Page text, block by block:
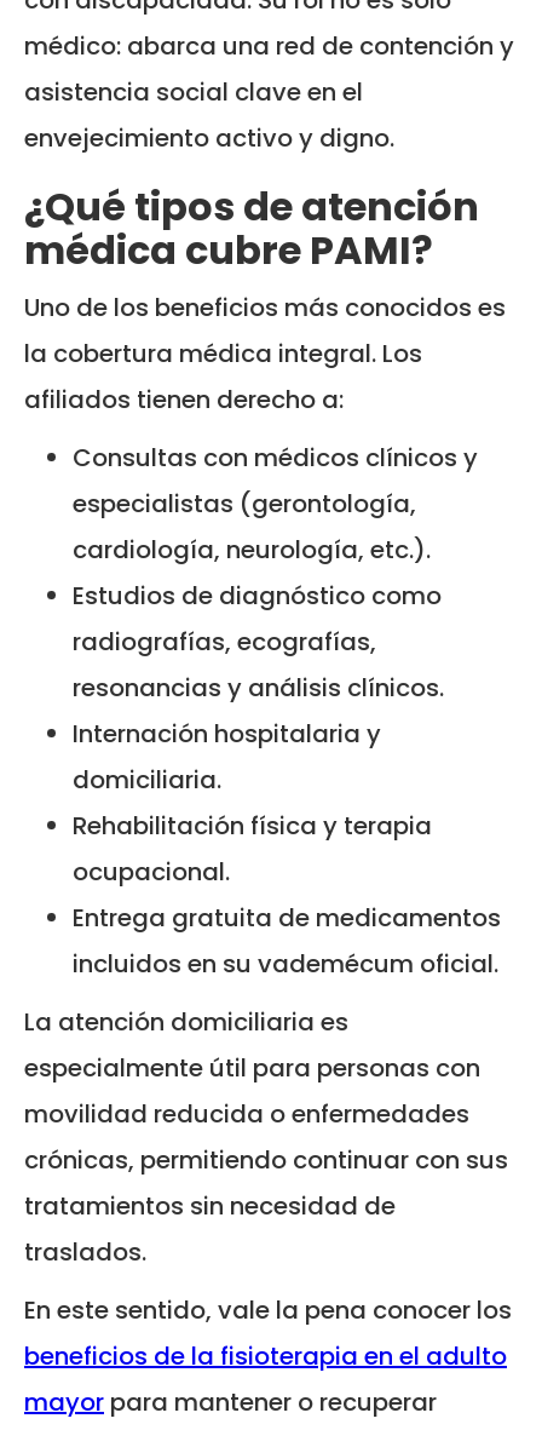
médico: abarca una red de contención y
asistencia social clave en el
envejecimiento activo y digno.
¿Qué tipos de atención
médica cubre PAMI?
Uno de los beneficios más conocidos es
la cobertura médica integral. Los
afiliados tienen derecho a:
Consultas con médicos clínicos y
especialistas (gerontología,
cardiología, neurología, etc.).
Estudios de diagnóstico como
radiografías, ecografías,
resonancias y análisis clínicos.
Internación hospitalaria y
domiciliaria.
Rehabilitación física y terapia
ocupacional.
Entrega gratuita de medicamentos
incluidos en su vademécum oficial.
La atención domiciliaria es
especialmente útil para personas con
movilidad reducida o enfermedades
crónicas, permitiendo continuar con sus
tratamientos sin necesidad de
traslados.
En este sentido, vale la pena conocer los
beneficios de la fisioterapia en el adulto
mayor para mantener o recuperar